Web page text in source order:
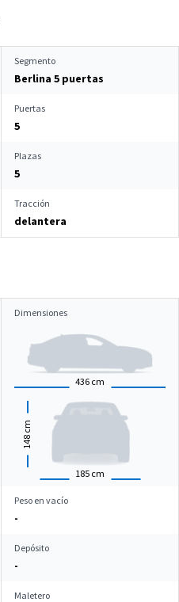
Segmento
Berlina 5 puertas
Puertas
5
Plazas
5
Tracción
delantera
Dimensiones
436 cm
185 cm
148
cm
Peso en vacío
-
Depósito
-
Maletero